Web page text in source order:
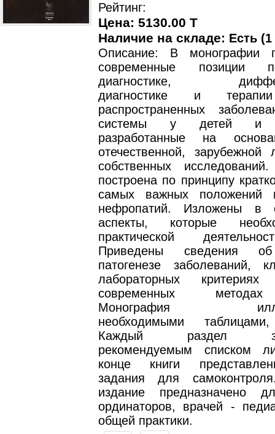
Рейтинг:
Цена: 5130.00 T
Наличие на складе: Есть
Описание: В монографии
современные позиции
диагностике,
диагностике и
распространенных
системы у детей и
разработанные на
отечественной, зарубежной
собственных
построена по принципу
самых важных положений
нефропатий. Изложены в
аспекты, которые
практической
Приведены сведения об
патогенезе заболеваний,
лабораторных критериях
современных
Монография
необходимыми
Каждый раздел
рекомендуемым списком
конце книги
задания для
издание предназначено
ординаторов, врачей -
общей практики.